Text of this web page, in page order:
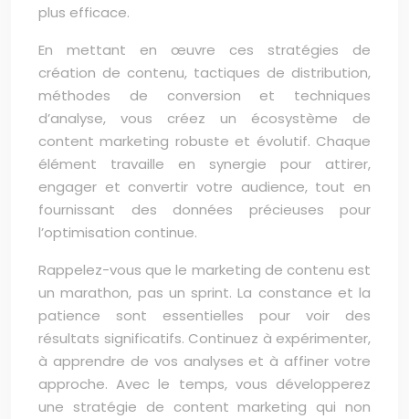
plus efficace.
En mettant en œuvre ces stratégies de
création de contenu, tactiques de distribution,
méthodes de conversion et techniques
d’analyse, vous créez un écosystème de
content marketing robuste et évolutif. Chaque
élément travaille en synergie pour attirer,
engager et convertir votre audience, tout en
fournissant des données précieuses pour
l’optimisation continue.
Rappelez-vous que le marketing de contenu est
un marathon, pas un sprint. La constance et la
patience sont essentielles pour voir des
résultats significatifs. Continuez à expérimenter,
à apprendre de vos analyses et à affiner votre
approche. Avec le temps, vous développerez
une stratégie de content marketing qui non